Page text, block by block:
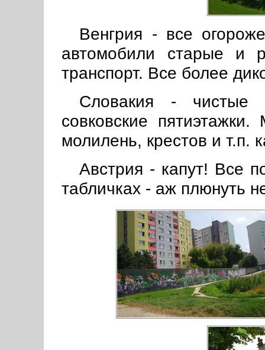
Венгрия - все
автомобили старые и
транспорт. Все более
Словакия - чистые
совковские
молилень, крестов и т.п.
Австрия - капут! Все
табличках - аж плюнуть